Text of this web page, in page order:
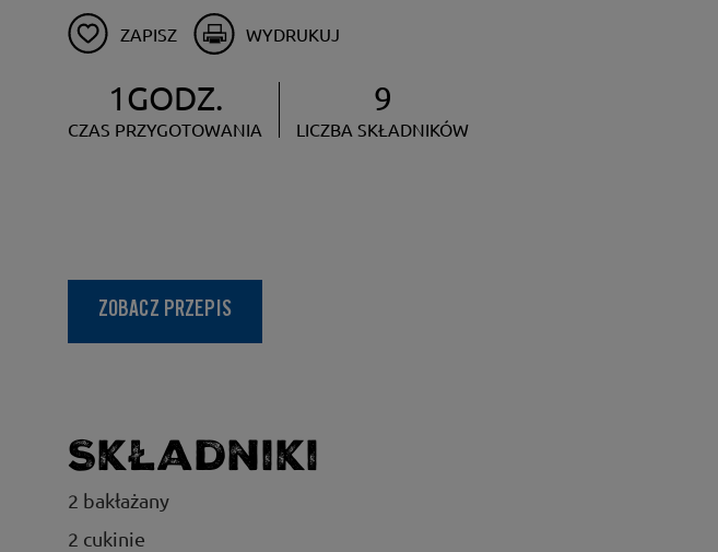
ZAPISZ WYDRUKUJ
1GODZ.
CZAS PRZYGOTOWANIA
9
LICZBA SKŁADNIKÓW
ZOBACZ PRZEPIS
Składniki
2 bakłażany
2 cukinie